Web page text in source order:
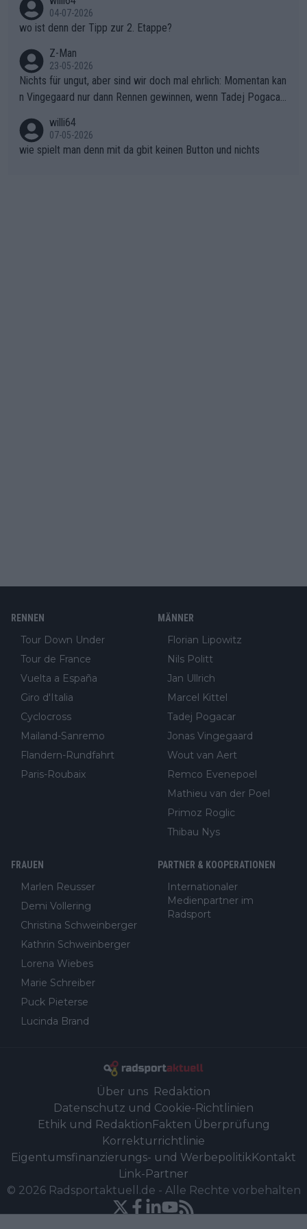
gibt. Diese Etappe wird sicher als der psychologische Wendep
unkt dieser Tour in die Geschichte eingehen. Wenn man bei so
einem harten Aufstieg einmal den Moment verpasst und der K
onkurrentin die "zweite Luft" schenkt, ist der Schaden am Ber
g kaum noch zu reparieren.Vor uns liegt nun das große Finale R
ichtung Nizza. Niewiadoma hat psychologisch Oberwasser, ab
er SD Worx und Vollering müssen jetzt All-In gehen. (gregman
n)
04-07-2026
wo ist denn der Tipp zur 2. Etappe?
Z-Man
23-05-2026
Nichts für ungut, aber sind wir doch mal ehrlich: Momentan kan
n Vingegaard nur dann Rennen gewinnen, wenn Tadej Pogacar
willi64
07-05-2026
wie spielt man denn mit da gbit keinen Button und nichts
RENNEN
Tour Down Under
Tour de France
Vuelta a España
Giro d'Italia
Cyclocross
Mailand-Sanremo
Flandern-Rundfahrt
Paris-Roubaix
MÄNNER
Florian Lipowitz
Nils Politt
Jan Ullrich
Marcel Kittel
Tadej Pogacar
Jonas Vingegaard
Wout van Aert
Remco Evenepoel
Mathieu van der Poel
Primoz Roglic
Thibau Nys
FRAUEN
Marlen Reusser
Demi Vollering
Christina Schweinberger
Kathrin Schweinberger
Lorena Wiebes
Marie Schreiber
Puck Pieterse
Lucinda Brand
PARTNER & KOOPERATIONEN
Internationaler
Medienpartner im
Radsport
Über uns Redaktion
Datenschutz und Cookie-Richtlinien
Ethik und RedaktionFakten Überprüfung
Korrekturrichtlinie
Eigentumsfinanzierungs- und WerbepolitikKontakt
Link-Partner
© 2026 Radsportaktuell.de - Alle Rechte vorbehalten